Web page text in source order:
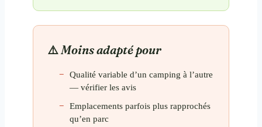
Moins adapté pour
Qualité variable d’un camping à l’autre
— vérifier les avis
Emplacements parfois plus rapprochés
qu’en parc